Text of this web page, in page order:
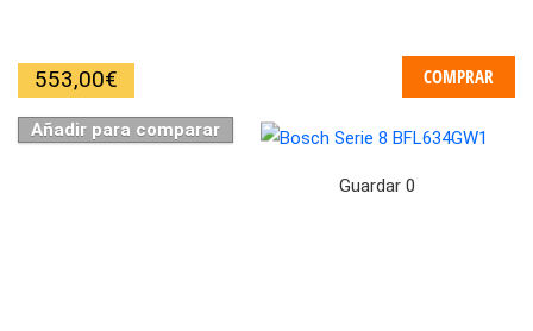
553,00€ COMPRAR
Añadir para comparar
Guardar 0